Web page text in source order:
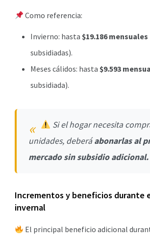
Como referencia:
Invierno: hasta $19.186 mensuales
subsidiadas).
Meses cálidos: hasta $9.593
subsidiada).
Si el hogar necesita
unidades, deberáabonarlas al
mercado sin subsidio adicional.
Incrementos y beneficios durante
invernal
El principal beneficio adicional